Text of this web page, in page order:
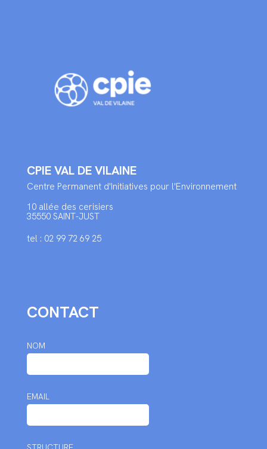
CPIE VAL DE VILAINE
Centre Permanent d'Initiatives pour l'Environnement
10 allée des cerisiers
35550 SAINT-JUST
tel : 02 99 72 69 25
CONTACT
NOM
EMAIL